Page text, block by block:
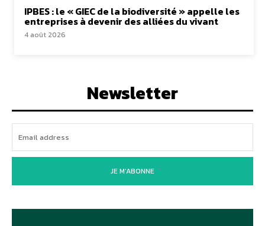
IPBES : le « GIEC de la biodiversité » appelle les
entreprises à devenir des alliées du vivant
4 août 2026
Newsletter
JE M'ABONNE